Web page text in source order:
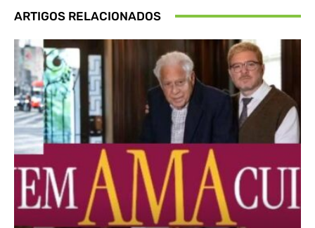
ARTIGOS RELACIONADOS